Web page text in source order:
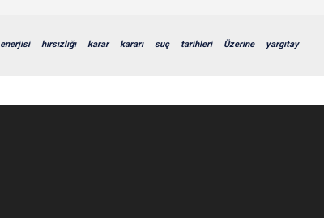
enerjisi hırsızlığı karar kararı suç tarihleri Üzerine yargıtay